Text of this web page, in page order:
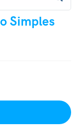
Simples